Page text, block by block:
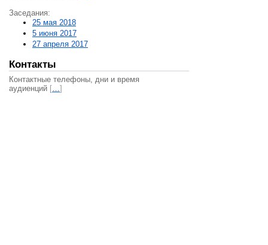
Заседания:
25 мая 2018
5 июня 2017
27 апреля 2017
Контакты
Контактные телефоны, дни и время
аудиенций […]